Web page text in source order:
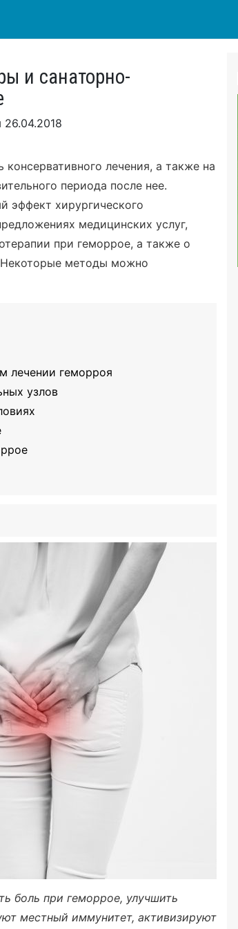
и санаторно-
26.04.2018
консервативного лечения, а также на
периода после нее.
эффект хирургического
медицинских услуг,
при геморрое, а также о
Некоторые методы можно
лечении геморроя
узлов
боль при геморрое, улучшить
местный иммунитет, активизируют